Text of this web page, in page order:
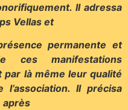
Il adressa
Vellas et
permanente et
ces manifestations
par là même leur qualité
Il précisa
après